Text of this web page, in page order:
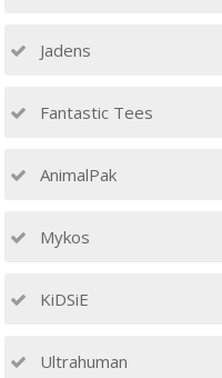
Jadens
Fantastic Tees
AnimalPak
Mykos
KiDSiE
Ultrahuman